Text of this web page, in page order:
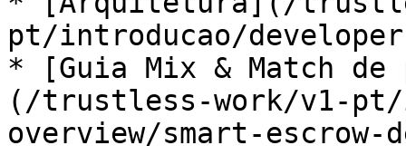
pt/introducao/
* [Guia Mix & Match de
(/trustless-work/v1-pt/
overview/smart-escrow-